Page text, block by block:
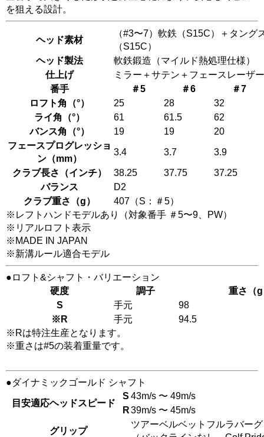
を狙える設計。
ヘッド素材
（#3〜7）軟鉄（S15C）＋タン
（S15C）
ヘッド製法
軟鉄鍛造（マイルド熱処理仕様）
仕上げ
ミラー＋サテン＋フェースレーザ
番手
＃5 ＃6
＃7
ロフト角（°）
25 28
32
ライ角（°）
61 61.5
62
バンス角（°）
19 19
20
フェースプログレッショ
ン（mm）
3.4 3.7 3.9
クラブ長さ（インチ） 38.25 37.75
37.25
バランス
D2
クラブ重さ（g）
407（S：＃5）
※レフトハンドモデルあり（対象番手 ＃5〜9、PW）
※リアルロフト表示
※MADE IN JAPAN
※新溝ルール適合モデル
●ロフト&シャフト・バリエーション
硬度
調子
重さ（
S
手元
98
※R
手元
94.5
※Rは特注生産となります。
※重さは#5の装着重量です。
●ダイナミックゴールド シャフト
目安適応ヘッドスピード
S 43m/s 〜 49m/s
R39m/s 〜 45m/s
グリップ
ツアーベルベットフルラバー